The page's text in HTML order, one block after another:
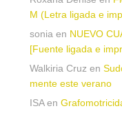
M (Letra ligada e
sonia en NUEVO
[Fuente ligada e
Walkiria Cruz en
mente este verano
ISAen